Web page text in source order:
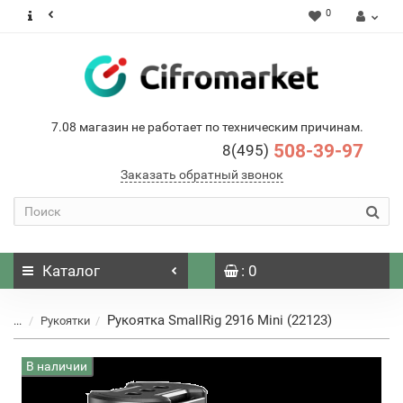
0
7.08 магазин не работает по техническим причинам.
8(495) 508-39-97
Заказать обратный звонок
Каталог : 0
... Рукоятки Рукоятка SmallRig 2916 Mini (22123)
В наличии